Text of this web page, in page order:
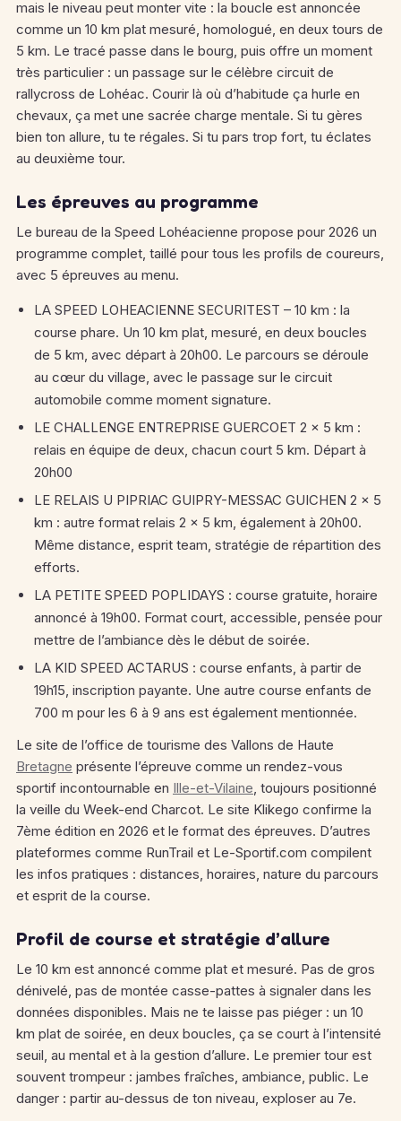
mais le niveau peut monter vite : la boucle est annoncée
comme un 10 km plat mesuré, homologué, en deux tours de
5 km. Le tracé passe dans le bourg, puis offre un moment
très particulier : un passage sur le célèbre circuit de
rallycross de Lohéac. Courir là où d’habitude ça hurle en
chevaux, ça met une sacrée charge mentale. Si tu gères
bien ton allure, tu te régales. Si tu pars trop fort, tu éclates
au deuxième tour.
Les épreuves au programme
Le bureau de la Speed Lohéacienne propose pour 2026 un
programme complet, taillé pour tous les profils de coureurs,
avec 5 épreuves au menu.
LA SPEED LOHEACIENNE SECURITEST – 10 km : la
course phare. Un 10 km plat, mesuré, en deux boucles
de 5 km, avec départ à 20h00. Le parcours se déroule
au cœur du village, avec le passage sur le circuit
automobile comme moment signature.
LE CHALLENGE ENTREPRISE GUERCOET 2 x 5 km :
relais en équipe de deux, chacun court 5 km. Départ à
20h00
LE RELAIS U PIPRIAC GUIPRY-MESSAC GUICHEN 2 x 5
km : autre format relais 2 x 5 km, également à 20h00.
Même distance, esprit team, stratégie de répartition des
efforts.
LA PETITE SPEED POPLIDAYS : course gratuite, horaire
annoncé à 19h00. Format court, accessible, pensée pour
mettre de l’ambiance dès le début de soirée.
LA KID SPEED ACTARUS : course enfants, à partir de
19h15, inscription payante. Une autre course enfants de
700 m pour les 6 à 9 ans est également mentionnée.
Le site de l’office de tourisme des Vallons de Haute
Bretagne présente l’épreuve comme un rendez-vous
sportif incontournable en Ille-et-Vilaine, toujours positionné
la veille du Week-end Charcot. Le site Klikego confirme la
7ème édition en 2026 et le format des épreuves. D’autres
plateformes comme RunTrail et Le-Sportif.com compilent
les infos pratiques : distances, horaires, nature du parcours
et esprit de la course.
Profil de course et stratégie d’allure
Le 10 km est annoncé comme plat et mesuré. Pas de gros
dénivelé, pas de montée casse-pattes à signaler dans les
données disponibles. Mais ne te laisse pas piéger : un 10
km plat de soirée, en deux boucles, ça se court à l’intensité
seuil, au mental et à la gestion d’allure. Le premier tour est
souvent trompeur : jambes fraîches, ambiance, public. Le
danger : partir au-dessus de ton niveau, exploser au 7e.